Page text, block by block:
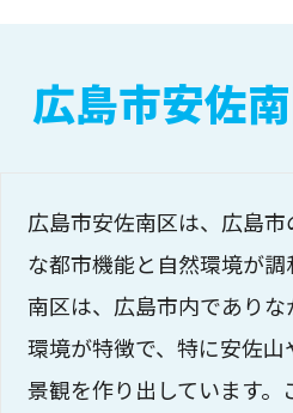
広島市安佐
広島市安佐南区は、広島
な都市機能と自然環境が
南区は、広島市内であり
環境が特徴で、特に安佐
景観を作り出しています